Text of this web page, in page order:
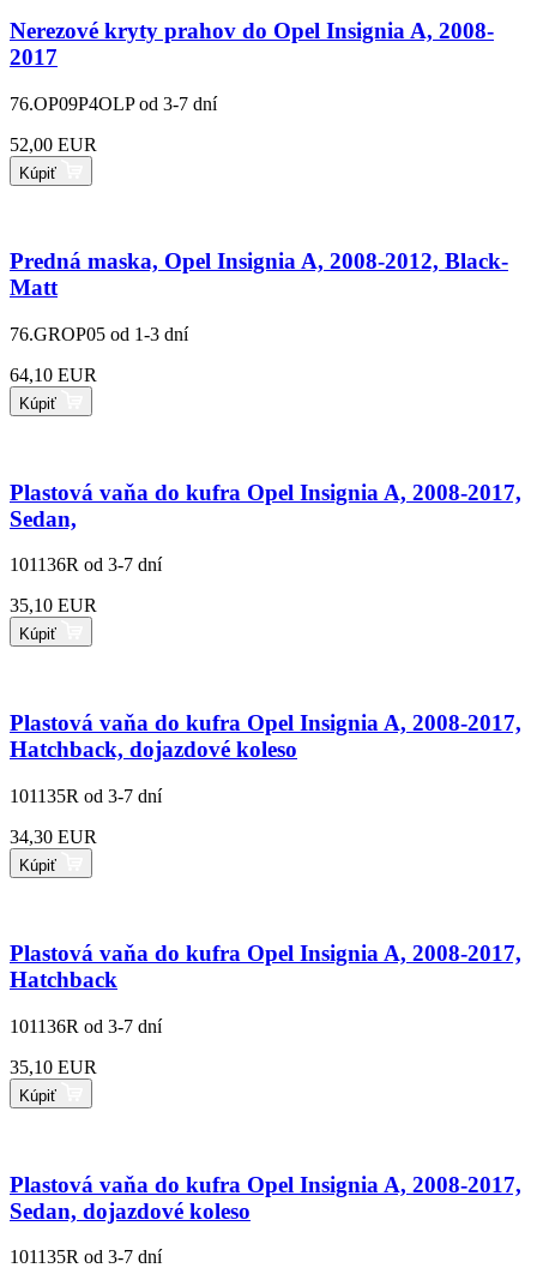
Nerezové kryty prahov do Opel Insignia A, 2008-
2017
76.OP09P4OLP od 3-7 dní
52,00 EUR
Kúpiť
Predná maska, Opel Insignia A, 2008-2012, Black-
Matt
76.GROP05 od 1-3 dní
64,10 EUR
Kúpiť
Plastová vaňa do kufra Opel Insignia A, 2008-2017,
Sedan,
101136R od 3-7 dní
35,10 EUR
Kúpiť
Plastová vaňa do kufra Opel Insignia A, 2008-2017,
Hatchback, dojazdové koleso
101135R od 3-7 dní
34,30 EUR
Kúpiť
Plastová vaňa do kufra Opel Insignia A, 2008-2017,
Hatchback
101136R od 3-7 dní
35,10 EUR
Kúpiť
Plastová vaňa do kufra Opel Insignia A, 2008-2017,
Sedan, dojazdové koleso
101135R od 3-7 dní